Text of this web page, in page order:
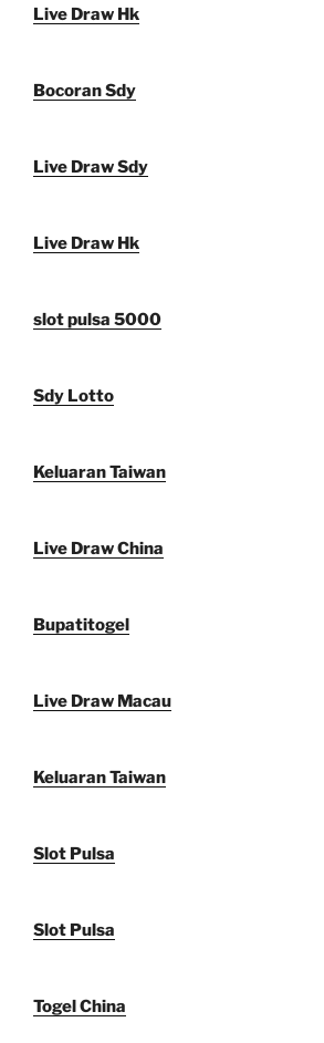
Live Draw Hk
Bocoran Sdy
Live Draw Sdy
Live Draw Hk
slot pulsa 5000
Sdy Lotto
Keluaran Taiwan
Live Draw China
Bupatitogel
Live Draw Macau
Keluaran Taiwan
Slot Pulsa
Slot Pulsa
Togel China